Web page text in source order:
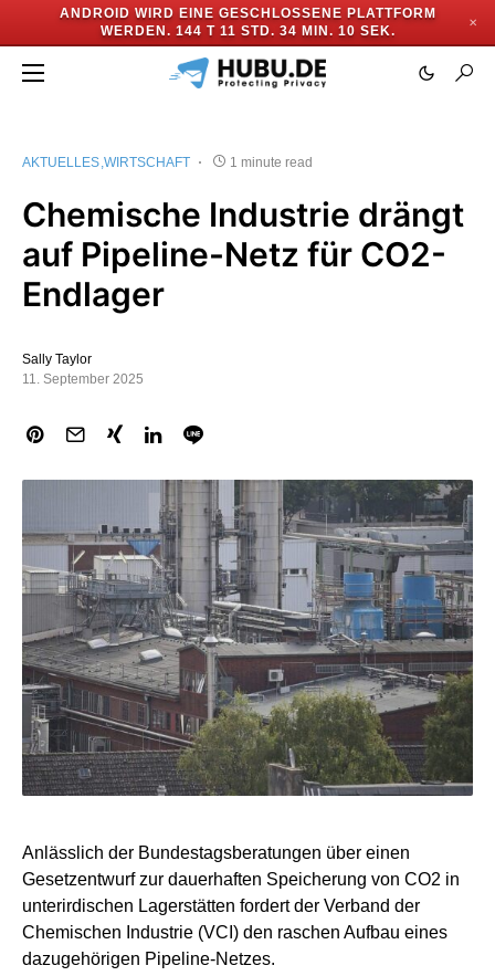
ANDROID WIRD EINE GESCHLOSSENE PLATTFORM
WERDEN.
144 T 11 STD. 34 MIN. 9 SEK.
✕
AKTUELLES WIRTSCHAFT 1 minute read
Chemische Industrie drängt
auf Pipeline-Netz für CO2-
Endlager
Sally Taylor
11. September 2025
Anlässlich der Bundestagsberatungen über einen
Gesetzentwurf zur dauerhaften Speicherung von CO2 in
unterirdischen Lagerstätten fordert der Verband der
Chemischen Industrie (VCI) den raschen Aufbau eines
dazugehörigen Pipeline-Netzes.